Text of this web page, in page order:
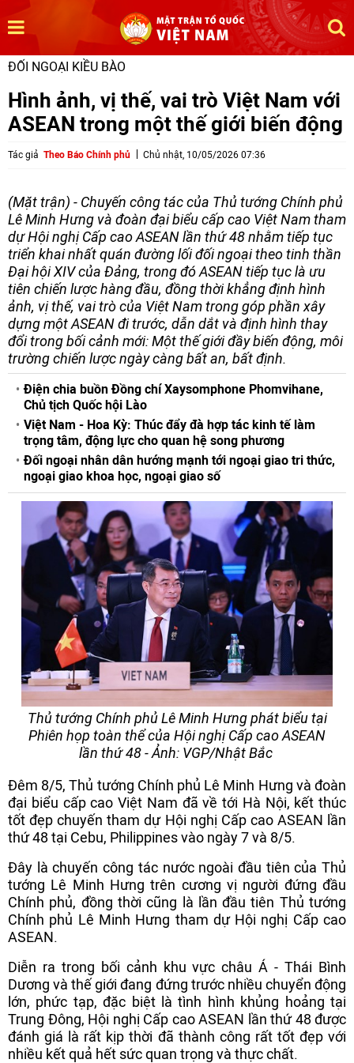
ĐỐI NGOẠI KIỀU BÀO
Hình ảnh, vị thế, vai trò Việt Nam với
ASEAN trong một thế giới biến động
Tác giả Theo Báo Chính phủ Chủ nhật, 10/05/2026 07:36
(Mặt trận) - Chuyến công tác của Thủ tướng Chính phủ
Lê Minh Hưng và đoàn đại biểu cấp cao Việt Nam tham
dự Hội nghị Cấp cao ASEAN lần thứ 48 nhằm tiếp tục
triển khai nhất quán đường lối đối ngoại theo tinh thần
Đại hội XIV của Đảng, trong đó ASEAN tiếp tục là ưu
tiên chiến lược hàng đầu, đồng thời khẳng định hình
ảnh, vị thế, vai trò của Việt Nam trong góp phần xây
dựng một ASEAN đi trước, dẫn dắt và định hình thay
đổi trong bối cảnh mới: Một thế giới đầy biến động, môi
trường chiến lược ngày càng bất an, bất định.
Điện chia buồn Đồng chí Xaysomphone Phomvihane,
Chủ tịch Quốc hội Lào
Việt Nam - Hoa Kỳ: Thúc đẩy đà hợp tác kinh tế làm
trọng tâm, động lực cho quan hệ song phương
Đối ngoại nhân dân hướng mạnh tới ngoại giao tri thức,
ngoại giao khoa học, ngoại giao số
Thủ tướng Chính phủ Lê Minh Hưng phát biểu tại
Phiên họp toàn thể của Hội nghị Cấp cao ASEAN
lần thứ 48 - Ảnh: VGP/Nhật Bắc
Đêm 8/5, Thủ tướng Chính phủ Lê Minh Hưng và đoàn
đại biểu cấp cao Việt Nam đã về tới Hà Nội, kết thúc
tốt đẹp chuyến tham dự Hội nghị Cấp cao ASEAN lần
thứ 48 tại Cebu, Philippines vào ngày 7 và 8/5.
Đây là chuyến công tác nước ngoài đầu tiên của Thủ
tướng Lê Minh Hưng trên cương vị người đứng đầu
Chính phủ, đồng thời cũng là lần đầu tiên Thủ tướng
Chính phủ Lê Minh Hưng tham dự Hội nghị Cấp cao
ASEAN.
Diễn ra trong bối cảnh khu vực châu Á - Thái Bình
Dương và thế giới đang đứng trước nhiều chuyển động
lớn, phức tạp, đặc biệt là tình hình khủng hoảng tại
Trung Đông, Hội nghị Cấp cao ASEAN lần thứ 48 được
đánh giá là rất kịp thời đã thành công rất tốt đẹp với
nhiều kết quả hết sức quan trọng và thực chất.